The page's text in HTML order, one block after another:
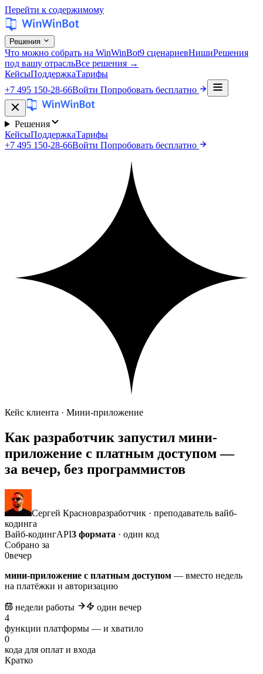
Перейти к содержимому
Решения
Что можно собрать на WinWinBot9 сценариевНишиРешения
под вашу отрасльВсе решения →
КейсыПоддержкаТарифы
+7 495 150-28-66Войти Попробовать бесплатно
Решения
КейсыПоддержкаТарифы
+7 495 150-28-66Войти Попробовать бесплатно
Кейс клиента · Мини-приложение
Как разработчик запустил мини-
приложение с платным доступом—
за вечер, без программистов
Сергей Красновразработчик · преподаватель вайб-
кодинга
Вайб-кодингAPI3 формата · один код
Собрано за
0вечер
мини-приложение с платным доступом — вместо недель
на платёжки и авторизацию
недели работы
один вечер
4
функции платформы — и хватило
0
кода для оплат и входа
Кратко